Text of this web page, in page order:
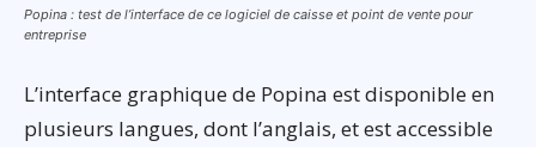
Popina : test de l’interface de ce logiciel de caisse et point de vente pour
entreprise
L’interface graphique de Popina est disponible en
plusieurs langues, dont l’anglais, et est accessible